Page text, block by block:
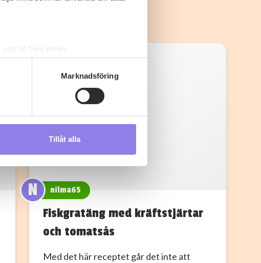
till flera meter
i
detaljsektionen. Du kan ändra
använt deras tjänster.
Marknadsföring
Tillåt alla
N nilma65
Fiskgratäng med kräftstjärtar
och tomatsås
Med det här receptet går det inte att